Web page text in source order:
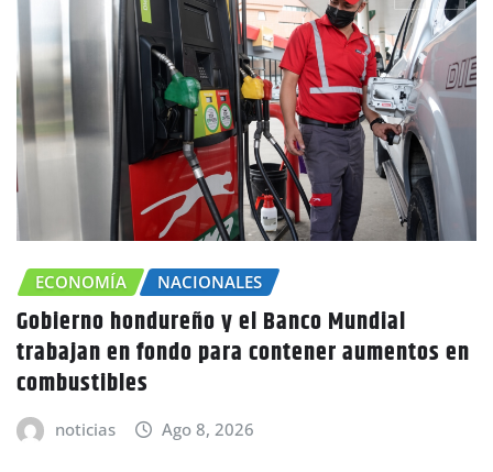
ECONOMÍA NACIONALES
Gobierno hondureño y el Banco Mundial
trabajan en fondo para contener aumentos en
combustibles
noticias Ago 8, 2026